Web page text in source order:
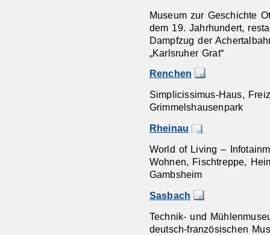
Museum zur Geschichte
dem 19. Jahrhundert,
Dampfzug der
„Karlsruher Grat“
Renchen
Simplicissimus-Haus,
Grimmelshausenpark
Rheinau
World of Living –
Wohnen, Fischtreppe,
Gambsheim
Sasbach
Technik- und
deutsch-französischen